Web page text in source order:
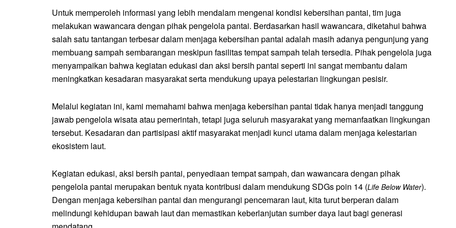
Untuk memperoleh informasi yang lebih mendalam mengenai kondisi kebersihan pantai, tim juga
melakukan wawancara dengan pihak pengelola pantai. Berdasarkan hasil wawancara, diketahui bahwa
salah satu tantangan terbesar dalam menjaga kebersihan pantai adalah masih adanya pengunjung yang
membuang sampah sembarangan meskipun fasilitas tempat sampah telah tersedia. Pihak pengelola juga
menyampaikan bahwa kegiatan edukasi dan aksi bersih pantai seperti ini sangat membantu dalam
meningkatkan kesadaran masyarakat serta mendukung upaya pelestarian lingkungan pesisir.
Melalui kegiatan ini, kami memahami bahwa menjaga kebersihan pantai tidak hanya menjadi tanggung
jawab pengelola wisata atau pemerintah, tetapi juga seluruh masyarakat yang memanfaatkan lingkungan
tersebut. Kesadaran dan partisipasi aktif masyarakat menjadi kunci utama dalam menjaga kelestarian
ekosistem laut.
Kegiatan edukasi, aksi bersih pantai, penyediaan tempat sampah, dan wawancara dengan pihak
pengelola pantai merupakan bentuk nyata kontribusi dalam mendukung SDGs poin 14 (Life Below Water).
Dengan menjaga kebersihan pantai dan mengurangi pencemaran laut, kita turut berperan dalam
melindungi kehidupan bawah laut dan memastikan keberlanjutan sumber daya laut bagi generasi